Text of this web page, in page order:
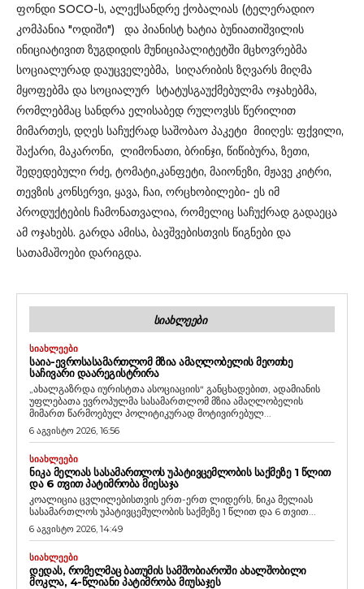
ფონდი SOCO-ს, ალექსანდრე ქობალიას (ტელერადიო
კომპანია "ოდიში") და პიანისტ ხატია ბუნიათიშვილის
ინიციატივით ზუგდიდის მუნიციპალიტეტში მცხოვრებმა
სოციალურად დაუცველებმა, სიღარიბის ზღვარს მიღმა
მყოფებმა და სოციალურ სტატუსგაუქმებულმა ოჯახებმა,
რომლებმაც სანდრა ელისაბედ რულოვსს წერილით
მიმართეს, დღეს საჩუქრად საშობაო პაკეტი მიიღეს: ფქვილი,
შაქარი, მაკარონი, ლიმონათი, ბრინჯი, წიწიბურა, ზეთი,
შედედებული რძე, ტომატი,კანფეტი, მაიონეზი, მჟავე კიტრი,
თევზის კონსერვი, ყავა, ჩაი, ორცხობილები- ეს იმ
პროდუქტების ჩამონათვალია, რომელიც საჩუქრად გადაეცა
ამ ოჯახებს. გარდა ამისა, ბავშვებისთვის წიგნები და
სათამაშოები დარიგდა.
ᲡᲘᲐᲮᲚᲔᲔᲑᲘ
ᲡᲘᲐᲮᲚᲔᲔᲑᲘ
ᲡᲐᲘᲐ-ᲔᲕᲠᲝᲡᲐᲡᲐᲛᲐᲠᲗᲚᲝᲛ ᲛᲖᲘᲐ ᲐᲛᲐᲦᲚᲝᲑᲔᲚᲘᲡ ᲛᲔᲝᲗᲮᲔ
ᲡᲐᲩᲘᲕᲐᲠᲘ ᲓᲐᲐᲠᲔᲒᲘᲡᲢᲠᲘᲠᲐ
„ახალგაზრდა იურისტთა ასოციაციის“ განცხადებით, ადამიანის
უფლებათა ევროპულმა სასამართლომ მზია ამაღლობელის
მიმართ წარმოებულ პოლიტიკურად მოტივირებულ...
6 აგვისტო 2026, 16:56
ᲡᲘᲐᲮᲚᲔᲔᲑᲘ
ᲜᲘᲙᲐ ᲛᲔᲚᲘᲐᲡ ᲡᲐᲡᲐᲛᲐᲠᲗᲚᲝᲡ ᲣᲞᲐᲢᲘᲕᲪᲔᲛᲚᲝᲑᲘᲡ ᲡᲐᲥᲛᲔᲖᲔ 1 ᲬᲚᲘᲗ
ᲓᲐ 6 ᲗᲕᲘᲗ ᲞᲐᲢᲘᲛᲠᲝᲑᲐ ᲛᲘᲔᲡᲐᲯᲐ
კოალიცია ცვლილებისთვის ერთ-ერთ ლიდერს, ნიკა მელიას
სასამართლოს უპატივცემულობის საქმეზე 1 წლით და 6 თვით...
6 აგვისტო 2026, 14:49
ᲡᲘᲐᲮᲚᲔᲔᲑᲘ
ᲓᲔᲓᲐᲡ, ᲠᲝᲛᲔᲚᲛᲐᲪ ᲑᲐᲗᲣᲛᲘᲡ ᲡᲐᲛᲨᲝᲑᲘᲐᲠᲝᲨᲘ ᲐᲮᲐᲚᲨᲝᲑᲘᲚᲘ
ᲛᲝᲙᲚᲐ, 4-ᲬᲚᲘᲐᲜᲘ ᲞᲐᲢᲘᲛᲠᲝᲑᲐ ᲛᲘᲣᲡᲐᲯᲔᲡ